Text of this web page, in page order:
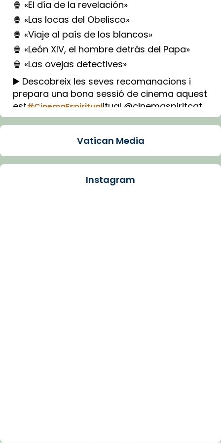
🍿 «El día de la revelación»
🍿 «Las locas del Obelisco»
🍿 «Viaje al país de los blancos»
🍿 «León XIV, el hombre detrás del Papa»
🍿 «Las ovejas detectives»
▶️ Descobreix les seves recomanacions i
prepara una bona sessió de cinema aquest
est#CinemaEspiritualitual @cinemaspiritcat
Imatge: Generada amb IA (OpenAI)
Arquebisbat de Barcelona
Vatican Media
Instagram